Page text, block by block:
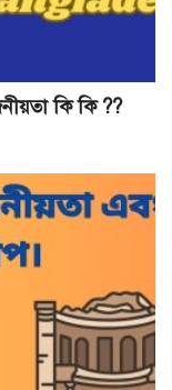
কি কি ??